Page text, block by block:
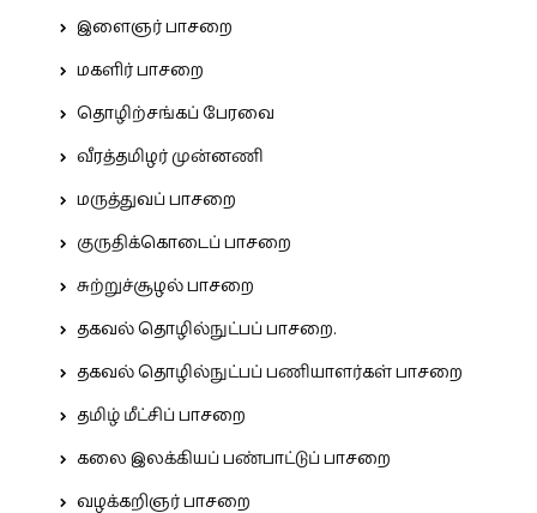
இளைஞர் பாசறை
மகளிர் பாசறை
தொழிற்சங்கப் பேரவை
வீரத்தமிழர் முன்னணி
மருத்துவப் பாசறை
குருதிக்கொடைப் பாசறை
சுற்றுச்சூழல் பாசறை
தகவல் தொழில்நுட்பப் பாசறை.
தகவல் தொழில்நுட்பப் பணியாளர்கள் பாசறை
தமிழ் மீட்சிப் பாசறை
கலை இலக்கியப் பண்பாட்டுப் பாசறை
வழக்கறிஞர் பாசறை